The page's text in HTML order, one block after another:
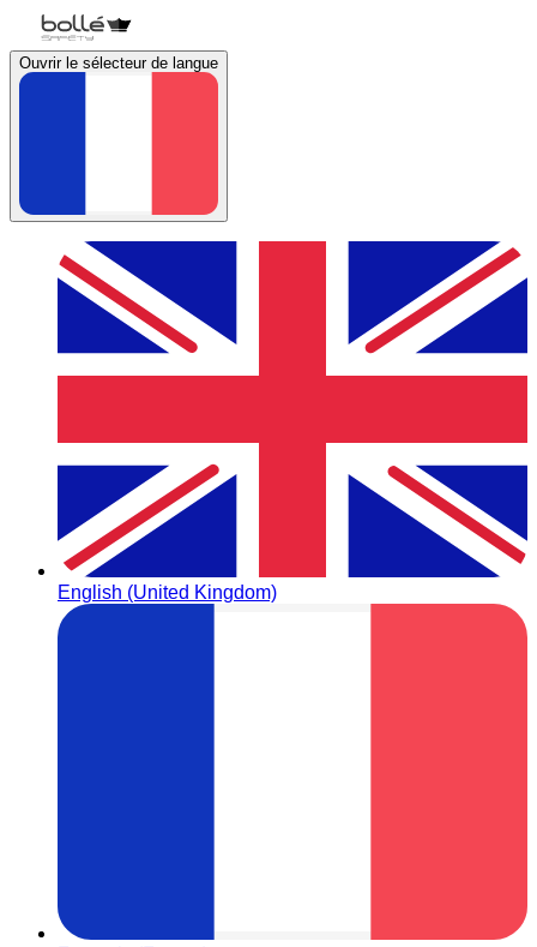
Ouvrir le sélecteur de langue
English (United Kingdom)